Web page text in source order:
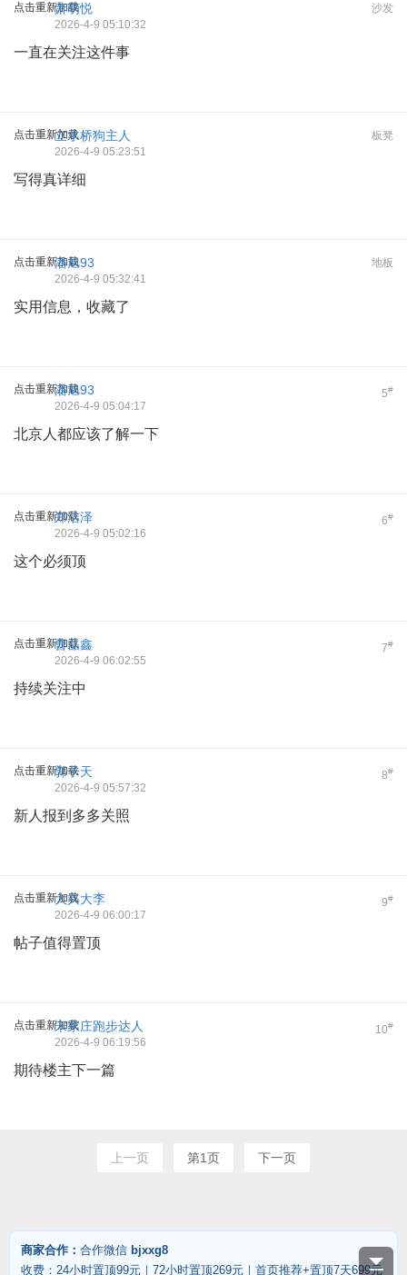
点击重新加载 沙发
萧萌悦
2026-4-9 05:10:32
一直在关注这件事
点击重新加载 板凳
立水桥狗主人
2026-4-9 05:23:51
写得真详细
点击重新加载 地板
潘旭93
2026-4-9 05:32:41
实用信息，收藏了
点击重新加载 5#
潘旭93
2026-4-9 05:04:17
北京人都应该了解一下
点击重新加载 6#
郑洁泽
2026-4-9 05:02:16
这个必须顶
点击重新加载 7#
曹磊鑫
2026-4-9 06:02:55
持续关注中
点击重新加载 8#
郭子天
2026-4-9 05:57:32
新人报到多多关照
点击重新加载 9#
大兴大李
2026-4-9 06:00:17
帖子值得置顶
点击重新加载 10#
宋家庄跑步达人
2026-4-9 06:19:56
期待楼主下一篇
上一页 第1页 下一页
商家合作： 合作微信 bjxxg8
收费：24小时置顶99元｜72小时置顶269元｜首页推荐+置顶7天699元